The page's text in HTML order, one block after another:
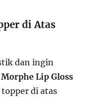
di Atas
dan ingin
Morphe Lip Gloss
di atas